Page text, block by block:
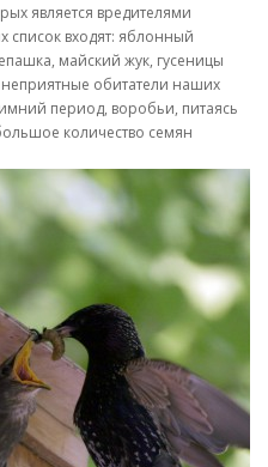
является вредителями
список входят: яблонный
майский жук, гусеницы
обитатели наших
период, воробьи, питаясь
количество семян